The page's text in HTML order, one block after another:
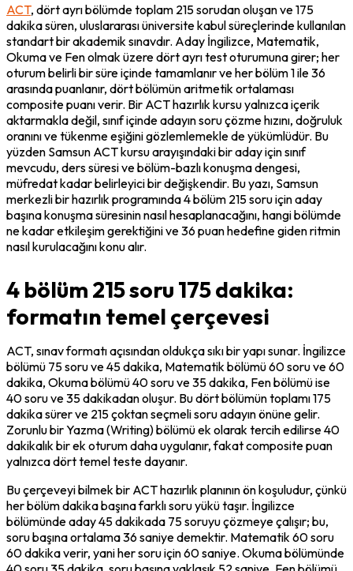
ACT, dört ayrı bölümde toplam 215 sorudan oluşan ve 175
dakika süren, uluslararası üniversite kabul süreçlerinde kullanılan
standart bir akademik sınavdır. Aday İngilizce, Matematik,
Okuma ve Fen olmak üzere dört ayrı test oturumuna girer; her
oturum belirli bir süre içinde tamamlanır ve her bölüm 1 ile 36
arasında puanlanır, dört bölümün aritmetik ortalaması
composite puanı verir. Bir ACT hazırlık kursu yalnızca içerik
aktarmakla değil, sınıf içinde adayın soru çözme hızını, doğruluk
oranını ve tükenme eşiğini gözlemlemekle de yükümlüdür. Bu
yüzden Samsun ACT kursu arayışındaki bir aday için sınıf
mevcudu, ders süresi ve bölüm-bazlı konuşma dengesi,
müfredat kadar belirleyici bir değişkendir. Bu yazı, Samsun
merkezli bir hazırlık programında 4 bölüm 215 soru için aday
başına konuşma süresinin nasıl hesaplanacağını, hangi bölümde
ne kadar etkileşim gerektiğini ve 36 puan hedefine giden ritmin
nasıl kurulacağını konu alır.
4 bölüm 215 soru 175 dakika:
formatın temel çerçevesi
ACT, sınav formatı açısından oldukça sıkı bir yapı sunar. İngilizce
bölümü 75 soru ve 45 dakika, Matematik bölümü 60 soru ve 60
dakika, Okuma bölümü 40 soru ve 35 dakika, Fen bölümü ise
40 soru ve 35 dakikadan oluşur. Bu dört bölümün toplamı 175
dakika sürer ve 215 çoktan seçmeli soru adayın önüne gelir.
Zorunlu bir Yazma (Writing) bölümü ek olarak tercih edilirse 40
dakikalık bir ek oturum daha uygulanır, fakat composite puan
yalnızca dört temel teste dayanır.
Bu çerçeveyi bilmek bir ACT hazırlık planının ön koşuludur, çünkü
her bölüm dakika başına farklı soru yükü taşır. İngilizce
bölümünde aday 45 dakikada 75 soruyu çözmeye çalışır; bu,
soru başına ortalama 36 saniye demektir. Matematik 60 soru
60 dakika verir, yani her soru için 60 saniye. Okuma bölümünde